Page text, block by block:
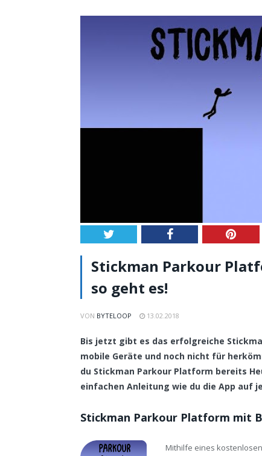
Twitter Facebook
Stickman Parkour
so geht es!
VON BYTELOOP 13.02.2018
Bis jetzt gibt es das erfolgreiche
mobile Geräte und noch nicht für
du Stickman Parkour Platform bereits
einfachen Anleitung wie du die App auf
Stickman Parkour Platform mit
Mithilfe eines